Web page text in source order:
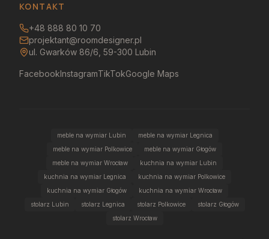
KONTAKT
+48 888 80 10 70
projektant@roomdesigner.pl
ul. Gwarków 86/6, 59-300 Lubin
FacebookInstagramTikTokGoogle Maps
meble na wymiar Lubin
meble na wymiar Legnica
meble na wymiar Polkowice
meble na wymiar Głogów
meble na wymiar Wrocław
kuchnia na wymiar Lubin
kuchnia na wymiar Legnica
kuchnia na wymiar Polkowice
kuchnia na wymiar Głogów
kuchnia na wymiar Wrocław
stolarz Lubin
stolarz Legnica stolarz Polkowice
stolarz Głogów
stolarz Wrocław